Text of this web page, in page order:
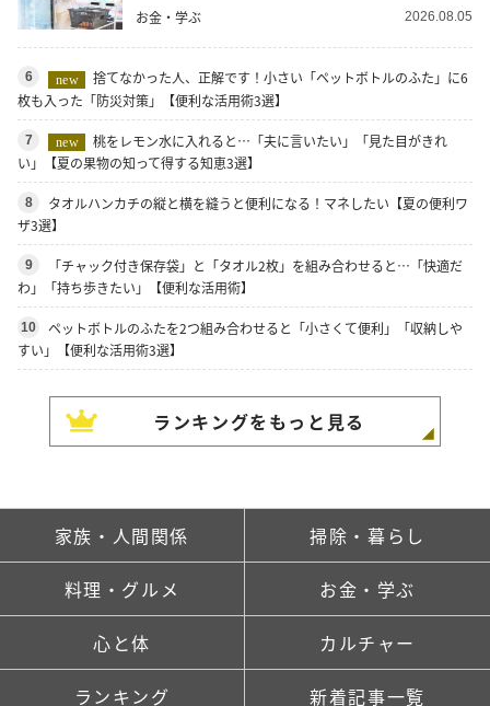
お金・学ぶ 2026.08.05
6 new
捨てなかった人、正解です！小さい「ペットボトルのふた」に6
枚も入った「防災対策」【便利な活用術3選】
7 new
桃をレモン水に入れると…「夫に言いたい」「見た目がきれ
い」【夏の果物の知って得する知恵3選】
8
タオルハンカチの縦と横を縫うと便利になる！マネしたい【夏の便利ワ
ザ3選】
9
「チャック付き保存袋」と「タオル2枚」を組み合わせると…「快適だ
わ」「持ち歩きたい」【便利な活用術】
10
ペットボトルのふたを2つ組み合わせると「小さくて便利」「収納しや
すい」【便利な活用術3選】
ランキングをもっと見る
家族・人間関係 掃除・暮らし
料理・グルメ お金・学ぶ
心と体 カルチャー
ランキング 新着記事一覧